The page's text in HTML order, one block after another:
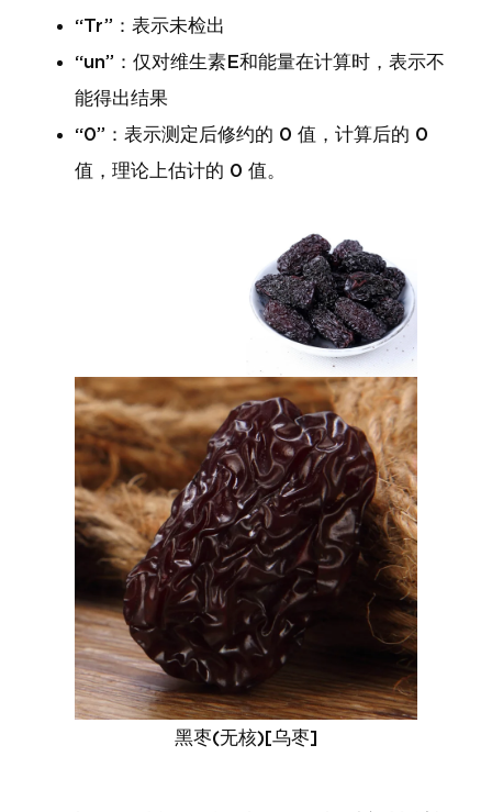
“Tr”：表示未检出
“un”：仅对维生素E和能量在计算时，表示不
能得出结果
“0”：表示测定后修约的 0 值，计算后的 0
值，理论上估计的 0 值。
黑枣(无核)[乌枣]